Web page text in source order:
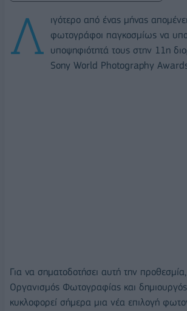
Λ
ιγότερο από ένας μήνας
φωτογράφοι παγκοσμίως να
υποψηφιότητά τους στην 11η
Sony World Photography
Για να σηματοδοτήσει αυτή την
Οργανισμός Φωτογραφίας και
κυκλοφορεί σήμερα μια νέα επιλογή